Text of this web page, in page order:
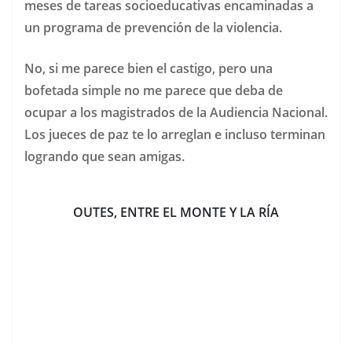
meses de tareas socioeducativas encaminadas a
un programa de prevención de la violencia.
No, si me parece bien el castigo, pero una
bofetada simple no me parece que deba de
ocupar a los magistrados de la Audiencia Nacional.
Los jueces de paz te lo arreglan e incluso terminan
logrando que sean amigas.
OUTES, ENTRE EL MONTE Y LA RÍA